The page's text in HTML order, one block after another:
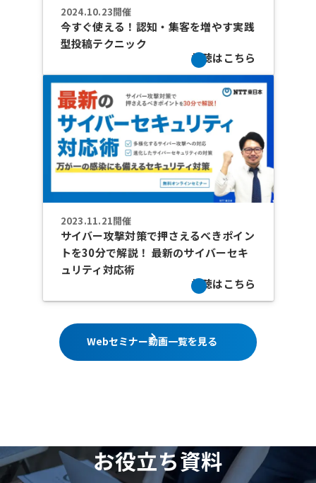
2024.10.23開催
今すぐ使える！認知・集客を増やす実践
型投稿テクニック
視聴はこちら
2023.11.21開催
サイバー攻撃対策で押さえるべきポイン
トを30分で解説！ 最新のサイバーセキ
ュリティ対応術
視聴はこちら
Webセミナー動画一覧を見る
お役立ち資料